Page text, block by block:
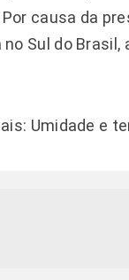
causa da
no Sul do
Umidade e